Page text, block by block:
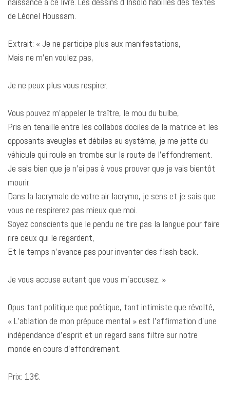
de Léonel Houssam.
Extrait: « Je ne participe plus aux manifestations,
Mais ne m’en voulez pas,
Je ne peux plus vous respirer.
Vous pouvez m’appeler le traître, le mou du bulbe,
Pris en tenaille entre les collabos dociles de la matrice et les
opposants aveugles et débiles au système, je me jette du
véhicule qui roule en trombe sur la route de l’effondrement.
Je sais bien que je n’ai pas à vous prouver que je vais bientôt
mourir.
Dans la lacrymale de votre air lacrymo, je sens et je sais que
vous ne respirerez pas mieux que moi.
Soyez conscients que le pendu ne tire pas la langue pour faire
rire ceux qui le regardent,
Et le temps n’avance pas pour inventer des flash-back.
Je vous accuse autant que vous m’accusez. »
Opus tant politique que poétique, tant intimiste que révolté,
« L’ablation de mon prépuce mental » est l’affirmation d’une
indépendance d’esprit et un regard sans filtre sur notre
monde en cours d’effondrement.
Prix: 13€.